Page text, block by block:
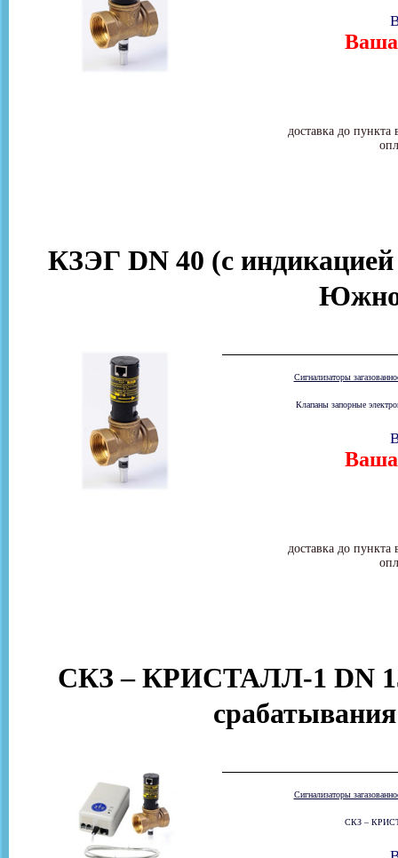
Ваша
доставка до
КЗЭГ DN 40 (с
Сигнализаторы
Клапаны запорные
Ваша
доставка до
СКЗ – КРИСТАЛЛ-1 DN
Сигнализаторы
СКЗ –